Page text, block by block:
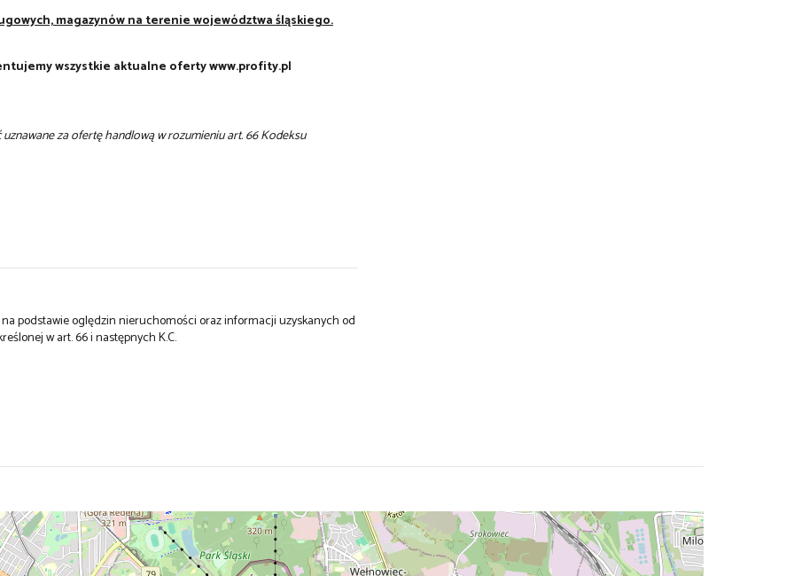
magazynów na terenie województwa śląskiego.
wszystkie aktualne oferty www.profity.pl
za ofertę handlową w rozumieniu art. 66 Kodeksu
podstawie oględzin nieruchomości oraz informacji uzyskanych od
w art. 66 i następnych K.C.